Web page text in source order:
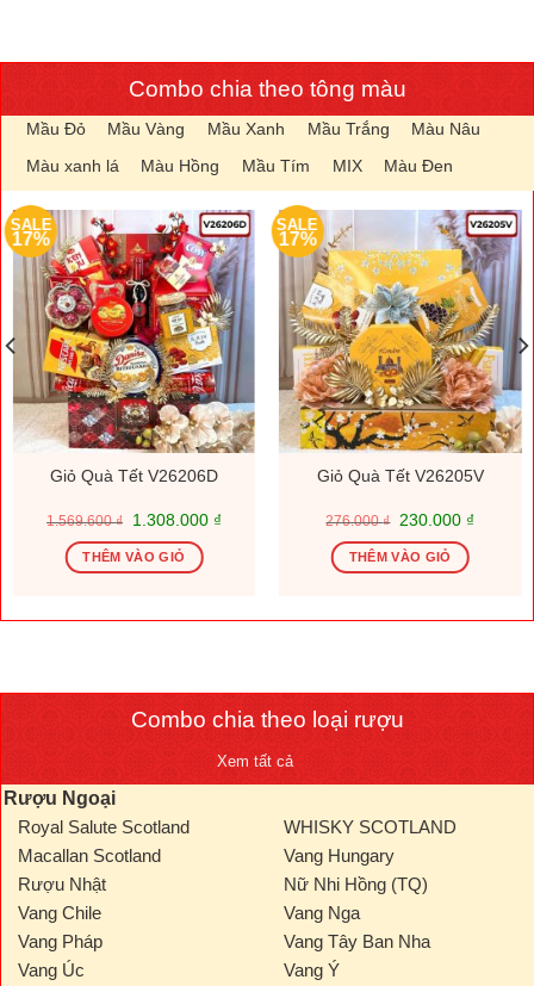
Combo chia theo tông màu
Mầu Đỏ Mầu Vàng Mầu Xanh Mầu Trắng
Màu Nâu
Màu xanh lá
Màu Hồng Mầu Tím MIX Màu Đen
SALE
17%
Giỏ Quà Tết V26206D
1.569.600₫
Giá
là:
1.569.600 ₫.
1.308.000 ₫Giá
THÊM VÀO GIỎ
SALE
17%
Giỏ Quà Tết V26205V
276.000₫
Giá
là:
276.000 ₫.
230.000 ₫Giá
THÊM VÀO GIỎ
Combo chia theo loại rượu
Xem tất cả
Rượu Ngoại
Royal Salute Scotland
WHISKY SCOTLAND
Macallan Scotland
Vang Hungary
Rượu Nhật
Nữ Nhi Hồng (TQ)
Vang Chile
Vang Nga
Vang Pháp
Vang Tây Ban Nha
Vang Úc
Vang Ý